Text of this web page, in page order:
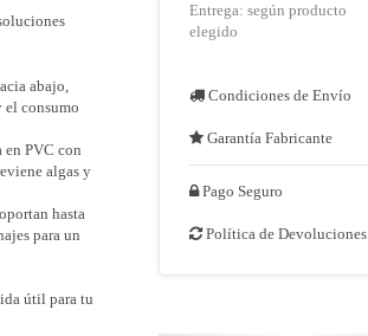
abajo,
el consumo
PVC con
algas y
hasta
para un
útil para tu
Entrega: según producto
elegido
Condiciones de Envío
Garantía Fabricante
Pago Seguro
Política de Devoluciones